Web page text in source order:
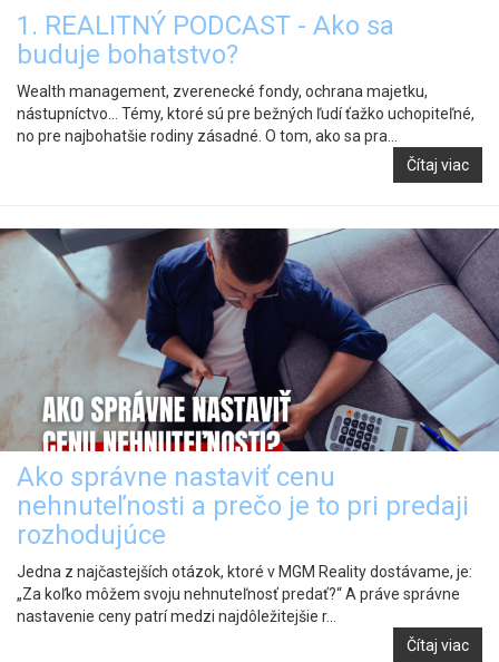
1. REALITNÝ PODCAST - Ako sa
buduje bohatstvo?
Wealth management, zverenecké fondy, ochrana majetku,
nástupníctvo… Témy, ktoré sú pre bežných ľudí ťažko uchopiteľné,
no pre najbohatšie rodiny zásadné. O tom, ako sa pra...
Čítaj viac
Ako správne nastaviť cenu
nehnuteľnosti a prečo je to pri predaji
rozhodujúce
Jedna z najčastejších otázok, ktoré v MGM Reality dostávame, je:
„Za koľko môžem svoju nehnuteľnosť predať?“ A práve správne
nastavenie ceny patrí medzi najdôležitejšie r...
Čítaj viac